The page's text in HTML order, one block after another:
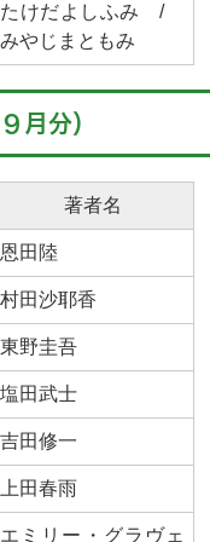
たけだよしふみ /
みやじまともみ
月分）
著者名
恩田陸
村田沙耶香
東野圭吾
塩田武士
吉田修一
上田春雨
エミリー・グラヴェ